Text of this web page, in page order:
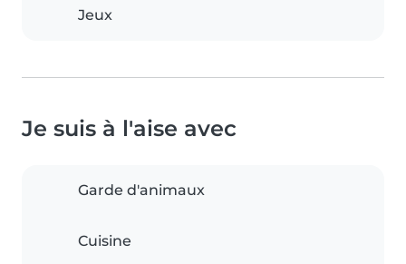
Jeux
Je suis à l'aise avec
Garde d'animaux
Cuisine